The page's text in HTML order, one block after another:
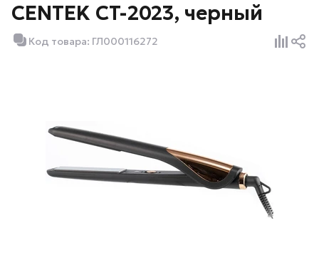
CENTEK CT-2023, черный
Код товара: ГЛ000116272